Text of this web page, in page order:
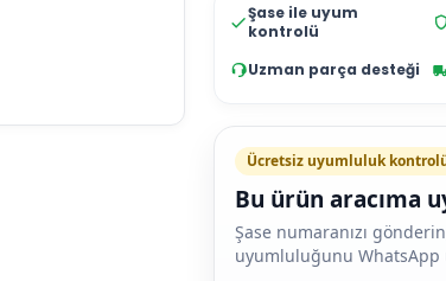
Şase ile uyum
kontrolü
Uzman parça desteği
Ücretsiz uyumluluk
Bu ürün aracıma
Şase numaranızı
uyumluluğunu